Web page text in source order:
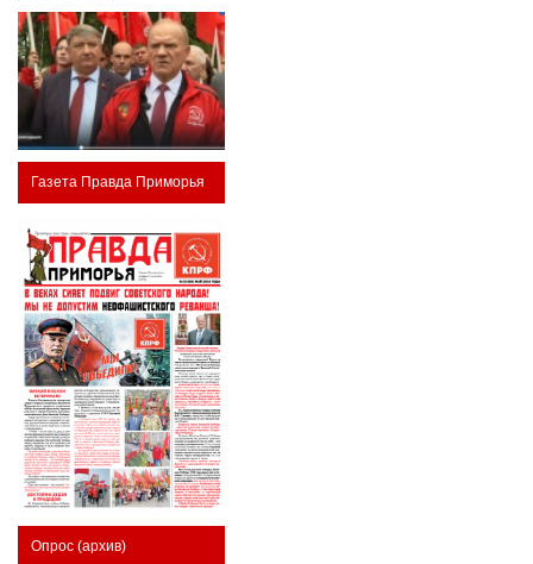
Газета Правда Приморья
Опрос (архив)